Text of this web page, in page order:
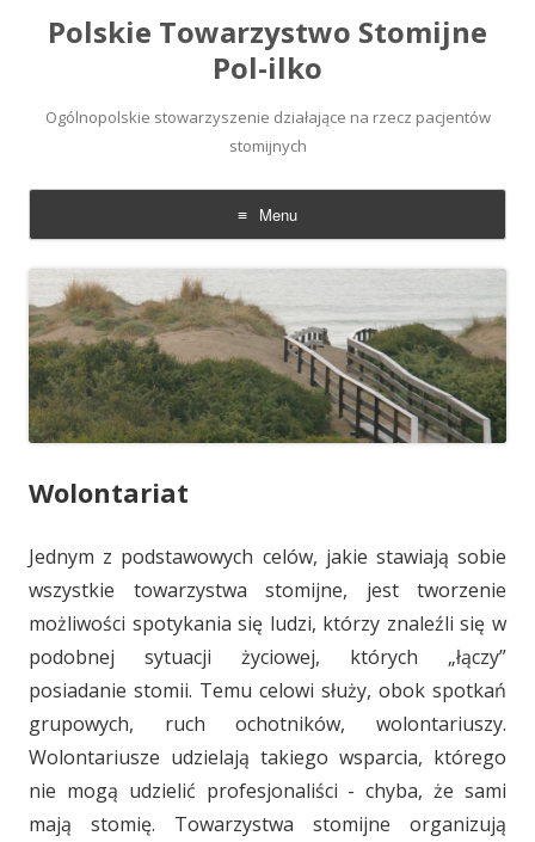
Polskie Towarzystwo Stomijne
Pol-ilko
Ogólnopolskie stowarzyszenie działające na rzecz pacjentów
stomijnych
Menu
Skip
to
content
Wolontariat
Jednym z podstawowych celów, jakie stawiają sobie
wszystkie towarzystwa stomijne, jest tworzenie
możliwości spotykania się ludzi, którzy znaleźli się w
podobnej sytuacji życiowej, których „łączy”
posiadanie stomii. Temu celowi służy, obok spotkań
grupowych, ruch ochotników, wolontariuszy.
Wolontariusze udzielają takiego wsparcia, którego
nie mogą udzielić profesjonaliści - chyba, że sami
mają stomię. Towarzystwa stomijne organizują